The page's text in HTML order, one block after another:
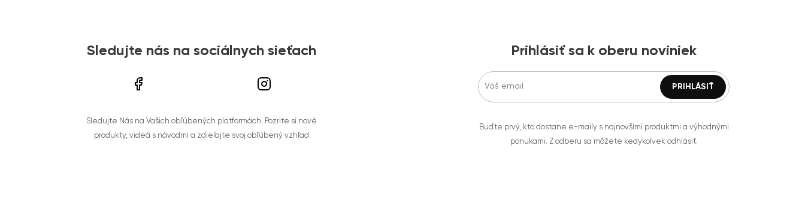
Sledujte nás na sociálnych sieťach
Sledujte Nás na Vašich obľúbených platformách. Pozrite si nové
produkty, videá s návodmi a zdieľajte svoj obľúbený vzhľad
Prihlásiť sa k oberu noviniek
Buďte prvý, kto dostane e-maily s najnovšími produktmi a výhodnými
ponukami. Z odberu sa môžete kedykoľvek odhlásiť.